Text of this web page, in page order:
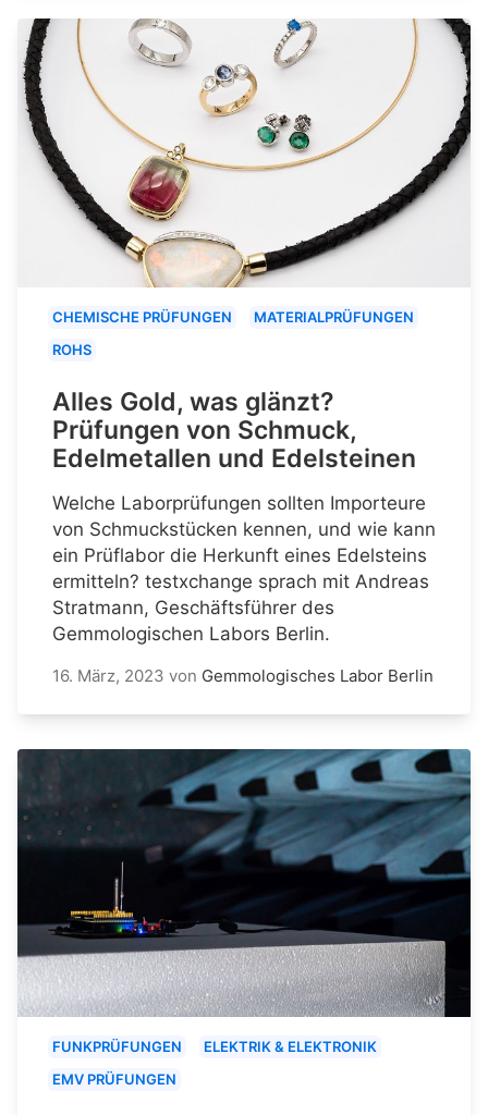
CHEMISCHE PRÜFUNGEN
MATERIALPRÜFUNGEN
ROHS
Alles Gold, was glänzt?
Prüfungen von Schmuck,
Edelmetallen und Edelsteinen
Welche Laborprüfungen sollten Importeure
von Schmuckstücken kennen, und wie kann
ein Prüflabor die Herkunft eines Edelsteins
ermitteln? testxchange sprach mit Andreas
Stratmann, Geschäftsführer des
Gemmologischen Labors Berlin.
16. März, 2023 von Gemmologisches Labor Berlin
FUNKPRÜFUNGEN
ELEKTRIK & ELEKTRONIK
EMV PRÜFUNGEN